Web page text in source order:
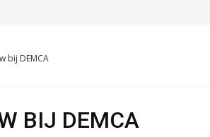
bij DEMCA
BIJ DEMCA